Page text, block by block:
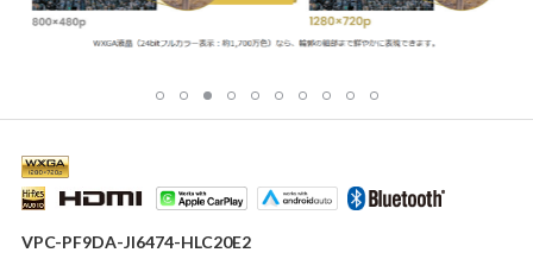
VPC-PF9DA-JI6474-HLC20E2